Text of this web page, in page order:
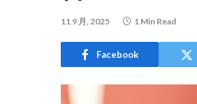
11 9 月, 2025 1 Min Read
Facebook